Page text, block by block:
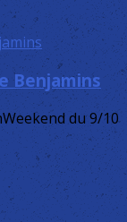
Benjamins
du 9/10